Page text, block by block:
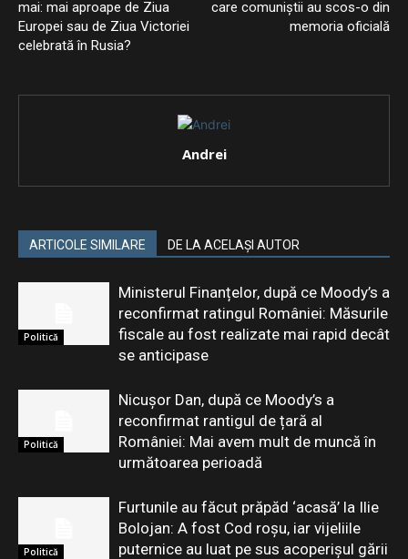
mai: mai aproape de Ziua
Europei sau de Ziua Victoriei
celebrată în Rusia?
care comuniștii au scos-o din
memoria oficială
Andrei
ARTICOLE SIMILARE DE LA ACELAȘI AUTOR
Politică
Ministerul Finanțelor, după ce Moody’s a
reconfirmat ratingul României: Măsurile
fiscale au fost realizate mai rapid decât
se anticipase
Politică
Nicușor Dan, după ce Moody’s a
reconfirmat rantigul de țară al
României: Mai avem mult de muncă în
următoarea perioadă
Politică
Furtunile au făcut prăpăd ‘acasă’ la Ilie
Bolojan: A fost Cod roșu, iar vijeliile
puternice au luat pe sus acoperișul gării